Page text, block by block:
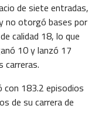
de siete entradas,
no otorgó bases por
calidad 18, lo que
10 y lanzó 17
carreras.
con 183.2 episodios
de su carrera de